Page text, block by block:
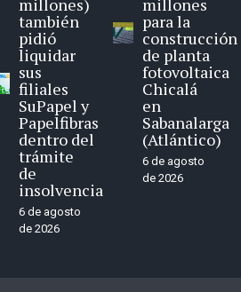
millones)
también
pidió
liquidar
sus
filiales
SuPapel y
Papelfibras
dentro del
trámite
de
insolvencia
6 de agosto
de 2026
millones
para la
construcción
de planta
fotovoltaica
Chicalá
en
Sabanalarga
(Atlántico)
6 de agosto
de 2026